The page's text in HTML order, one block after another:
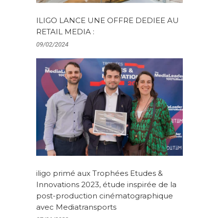
ILIGO LANCE UNE OFFRE DEDIEE AU
RETAIL MEDIA :
09/02/2024
iligo primé aux Trophées Etudes &
Innovations 2023, étude inspirée de la
post-production cinématographique
avec Mediatransports